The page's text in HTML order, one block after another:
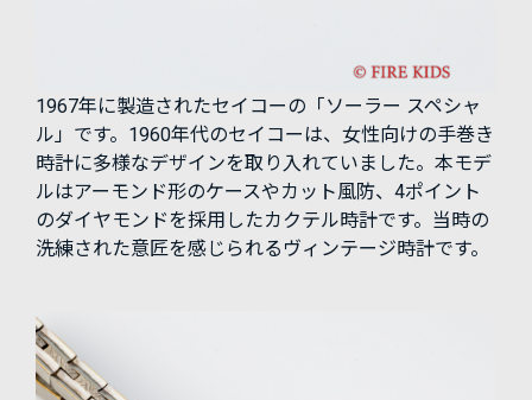
1967年に製造されたセイコーの「ソーラー スペシャ
ル」です。1960年代のセイコーは、女性向けの手巻き
時計に多様なデザインを取り入れていました。本モデ
ルはアーモンド形のケースやカット風防、4ポイント
のダイヤモンドを採用したカクテル時計です。当時の
洗練された意匠を感じられるヴィンテージ時計です。